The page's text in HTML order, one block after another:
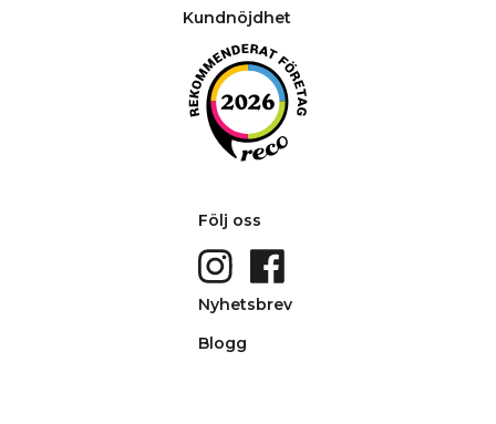
Kundnöjdhet
Följ oss
Nyhetsbrev
Blogg